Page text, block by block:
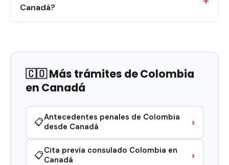
Canadá?
🇨🇴 Más trámites de Colombia
en Canadá
📋Antecedentes penales de Colombia
desde Canadá
›
📋Cita previa consulado Colombia en
Canadá
›